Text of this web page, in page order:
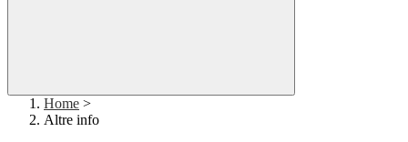
Home >
Altre info